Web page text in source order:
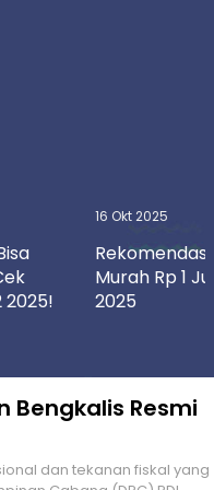
2025!
16 Okt 2025
Rekomendasi
Murah Rp 1
2025
Bengkalis Resmi